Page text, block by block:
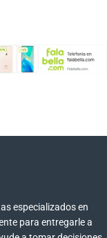
especializados en
para entregarle a